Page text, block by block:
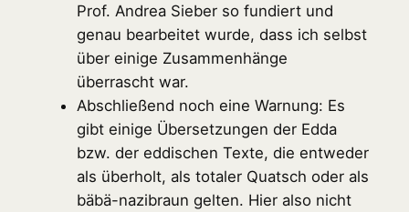
Prof. Andrea Sieber so fundiert und
genau bearbeitet wurde, dass ich selbst
über einige Zusammenhänge
überrascht war.
Abschließend noch eine Warnung: Es
gibt einige Übersetzungen der Edda
bzw. der eddischen Texte, die entweder
als überholt, als totaler Quatsch oder als
bäbä-nazibraun gelten. Hier also nicht